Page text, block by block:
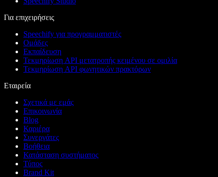
Για επιχειρήσεις
Speechify για προγραμματιστές
Ομάδες
Εκπαίδευση
Τεκμηρίωση API μετατροπής κειμένου σε ομιλία
Τεκμηρίωση API φωνητικών πρακτόρων
Εταιρεία
Σχετικά με εμάς
Επικοινωνία
Blog
Καριέρα
Συνεργάτες
Βοήθεια
Κατάσταση συστήματος
Τύπος
Brand Kit